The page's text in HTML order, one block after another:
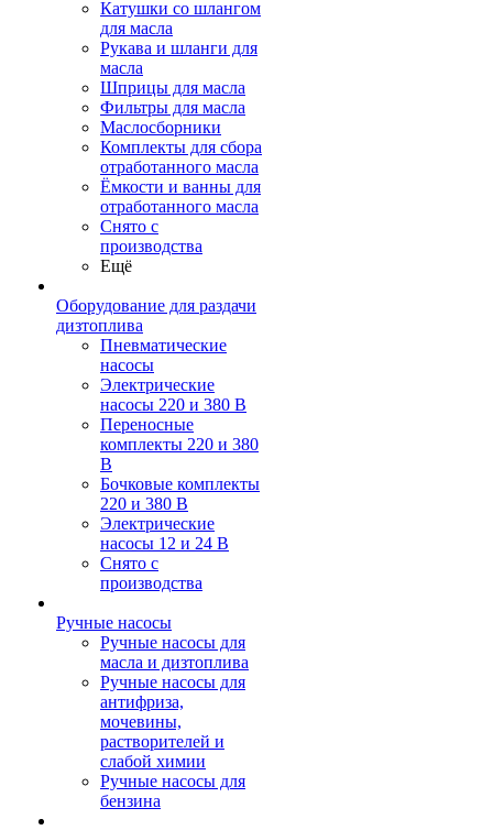
Катушки со шлангом
для масла
Рукава и шланги для
масла
Шприцы для масла
Фильтры для масла
Маслосборники
Комплекты для сбора
отработанного масла
Ёмкости и ванны для
отработанного масла
Снято с
производства
Ещё
Оборудование для раздачи
дизтоплива
Пневматические
насосы
Электрические
насосы 220 и 380 В
Переносные
комплекты 220 и 380
В
Бочковые комплекты
220 и 380 В
Электрические
насосы 12 и 24 В
Снято с
производства
Ручные насосы
Ручные насосы для
масла и дизтоплива
Ручные насосы для
антифриза,
мочевины,
растворителей и
слабой химии
Ручные насосы для
бензина